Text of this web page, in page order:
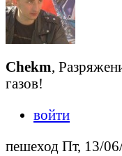
Chekm,
газов!
войти
пешеход Пт, 13/